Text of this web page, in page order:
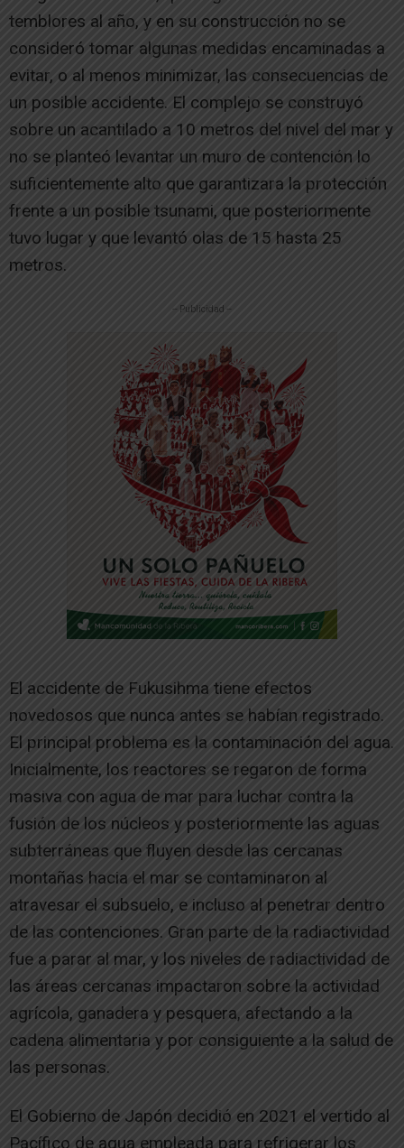
temblores al año, y en su construcción no se
consideró tomar algunas medidas encaminadas a
evitar, o al menos minimizar, las consecuencias de
un posible accidente. El complejo se construyó
sobre un acantilado a 10 metros del nivel del mar y
no se planteó levantar un muro de contención lo
suficientemente alto que garantizara la protección
frente a un posible tsunami, que posteriormente
tuvo lugar y que levantó olas de 15 hasta 25
metros.
-- Publicidad --
El accidente de Fukusihma tiene efectos
novedosos que nunca antes se habían registrado.
El principal problema es la contaminación del agua.
Inicialmente, los reactores se regaron de forma
masiva con agua de mar para luchar contra la
fusión de los núcleos y posteriormente las aguas
subterráneas que fluyen desde las cercanas
montañas hacia el mar se contaminaron al
atravesar el subsuelo, e incluso al penetrar dentro
de las contenciones. Gran parte de la radiactividad
fue a parar al mar, y los niveles de radiactividad de
las áreas cercanas impactaron sobre la actividad
agrícola, ganadera y pesquera, afectando a la
cadena alimentaria y por consiguiente a la salud de
las personas.
El Gobierno de Japón decidió en 2021 el vertido al
Pacífico de agua empleada para refrigerar los